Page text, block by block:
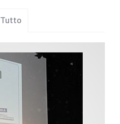
Tutto